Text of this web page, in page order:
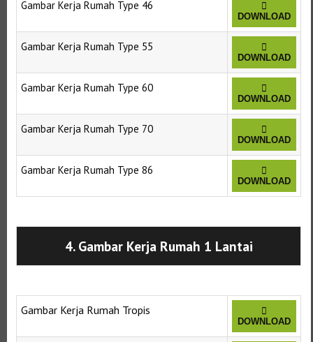
Gambar Kerja Rumah Type 46
DOWNLOAD
Gambar Kerja Rumah Type 55
DOWNLOAD
Gambar Kerja Rumah Type 60
DOWNLOAD
Gambar Kerja Rumah Type 70
DOWNLOAD
Gambar Kerja Rumah Type 86
DOWNLOAD
4. Gambar Kerja Rumah 1 Lantai
Gambar Kerja Rumah Tropis
DOWNLOAD